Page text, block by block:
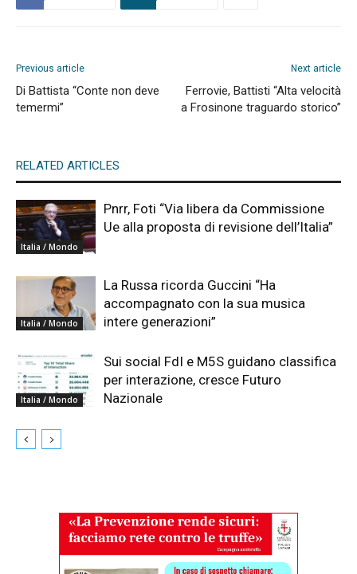
Previous article
Di Battista “Conte non deve
temermi”
Next article
Ferrovie, Battisti “Alta velocità
a Frosinone traguardo storico”
RELATED ARTICLES
Italia / Mondo
Pnrr, Foti “Via libera da Commissione
Ue alla proposta di revisione dell’Italia”
Italia / Mondo
La Russa ricorda Guccini “Ha
accompagnato con la sua musica
intere generazioni”
Italia / Mondo
Sui social FdI e M5S guidano classifica
per interazione, cresce Futuro
Nazionale